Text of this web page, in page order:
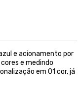
e acionamento por
e medindo
nalização em 01 cor, já